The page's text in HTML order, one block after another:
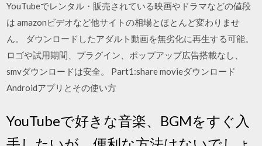
YouTubeでレンタル・販売されている映画やドラマなどの値段
は amazonビデオなど他サイトの相場とほとんど変わりませ
ん。 ダウンロードしたアダルト動画を無劣化に再生する可能。
ロゴや試用期間、プラグイン、ポップアップ広告搭載なし、
smvダウンロードは安全。 Part1:share movieダウンロード
Androidアプリとその使い方
YouTubeで好きな音楽、BGMをすぐ入